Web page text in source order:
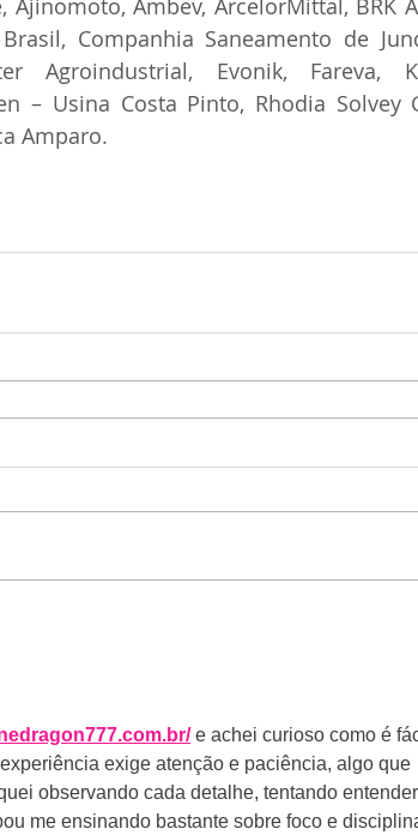
Ajinomoto, Ambev, ArcelorMittal, BRK
Companhia Saneamento de
Agroindustrial, Evonik, Fareva,
– Usina Costa Pinto, Rhodia Solvey
Amparo.
e achei curioso como é
exige atenção e paciência, algo que
observando cada detalhe, tentando
me ensinando bastante sobre foco e